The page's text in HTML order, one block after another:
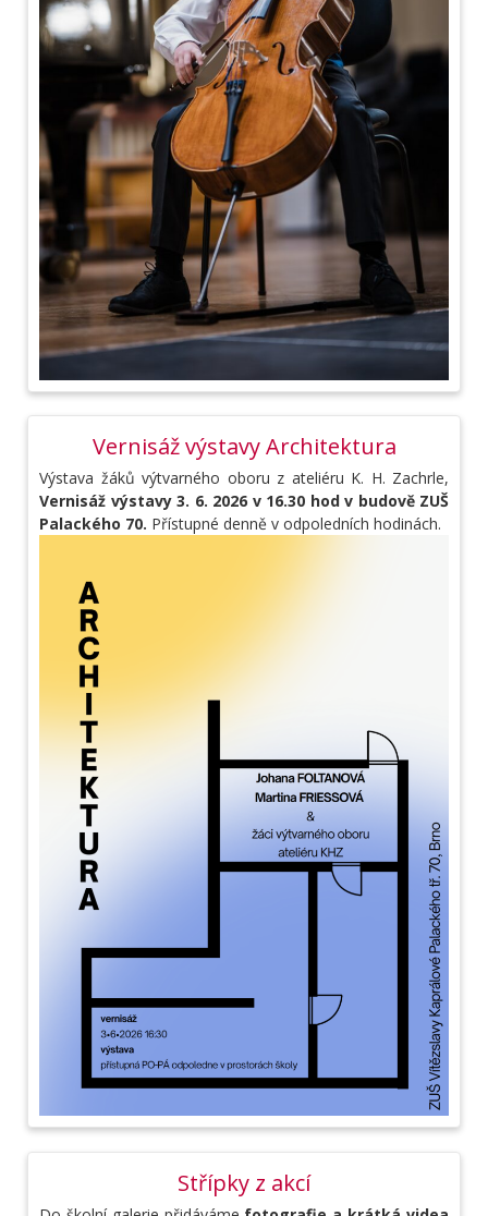
Vernisáž výstavy Architektura
Výstava žáků výtvarného oboru z ateliéru K. H. Zachrle,
Vernisáž výstavy 3. 6. 2026 v 16.30 hod v budově ZUŠ
Palackého 70. Přístupné denně v odpoledních hodinách.
Střípky z akcí